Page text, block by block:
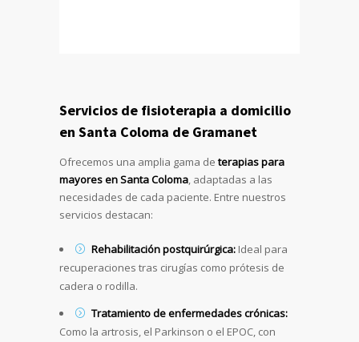
Servicios de fisioterapia a domicilio
en Santa Coloma de Gramanet
Ofrecemos una amplia gama deterapias para
mayores en Santa Coloma, adaptadas a las
necesidades de cada paciente. Entre nuestros
servicios destacan:
Rehabilitación postquirúrgica: Ideal para
recuperaciones tras cirugías como prótesis de
cadera o rodilla.
Tratamiento de enfermedades crónicas:
Como la artrosis, el Parkinson o el EPOC, con